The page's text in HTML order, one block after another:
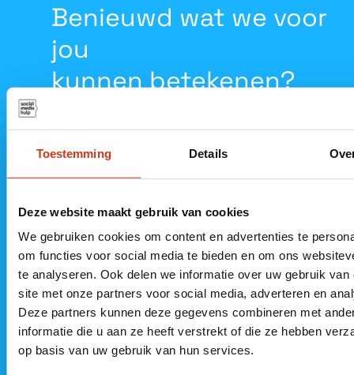
Toestemming Details
Deze website maakt gebruik van cookies
We gebruiken cookies om content en advertenties te
om functies voor social media te bieden en om ons
te analyseren. Ook delen we informatie over uw gebruik van
site met onze partners voor social media, adverteren en
Deze partners kunnen deze gegevens combineren met
informatie die u aan ze heeft verstrekt of die ze hebben
op basis van uw gebruik van hun services.
Benieuwd wat we voor
jou
kunnen betekenen?
Kantoor
Steenwijk
De Vesting 11
8332 GL
Steenwijk
Kantoor
Almere
MyOffice
Veluwezoom 5
1327 AA
Almere
6565
KvK 89501764